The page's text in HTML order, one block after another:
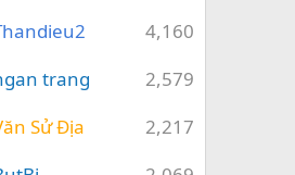
4,160
2,579
trang
2,217
Sử Địa